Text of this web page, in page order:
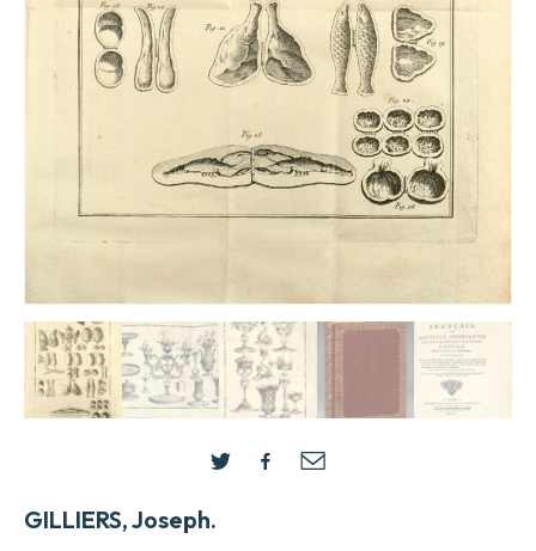
GILLIERS, Joseph.